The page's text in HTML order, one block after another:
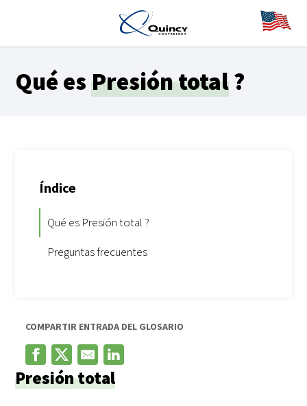
Qué esPresión total?
Índice
Qué es Presión total ?
Preguntas frecuentes
COMPARTIR ENTRADA DEL GLOSARIO
Presión total